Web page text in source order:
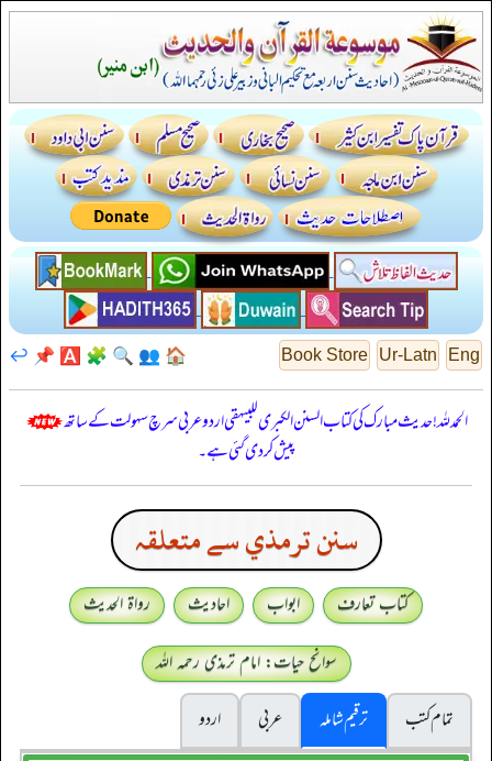
Eng
Ur-Latn
Book Store
🏠
👥
🔍
🧩
🅰️
📌
↩️
الحمدللہ! حدیث مبارک کی کتاب السنن الكبرى للبيهقي اردو عربی سرچ سہولت کے ساتھ
پیش کر دی گئی ہے۔
سنن ترمذي سے متعلقہ
کتاب تعارف ابواب احادیث
رواۃ الحدیث
سوانح حیات: امام ترمذی رحمہ اللہ
تمام کتب
ترقیم شاملہ عربی
اردو